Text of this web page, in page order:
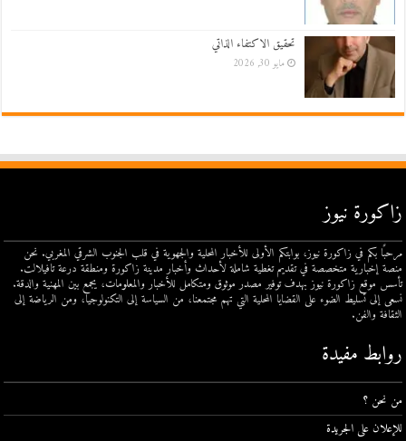
تحقيق الاكتفاء الذاتي
مايو 30, 2026
زاكورة نيوز
مرحبًا بكم في زاكورة نيوز، بوابتكم الأولى للأخبار المحلية والجهوية في قلب الجنوب الشرقي المغربي. نحن
منصة إخبارية متخصصة في تقديم تغطية شاملة لأحداث وأخبار مدينة زاكورة ومنطقة درعة تافيلالت.
تأسس موقع زاكورة نيوز بهدف توفير مصدر موثوق ومتكامل للأخبار والمعلومات، يجمع بين المهنية والدقة.
نسعى إلى تسليط الضوء على القضايا المحلية التي تهم مجتمعنا، من السياسة إلى التكنولوجيا، ومن الرياضة إلى
الثقافة والفن.
روابط مفيدة
من نحن ؟
للإعلان على الجريدة